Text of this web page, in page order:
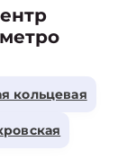
кольцевая